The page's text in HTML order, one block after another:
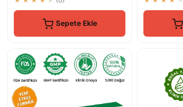
Sepete Ekle